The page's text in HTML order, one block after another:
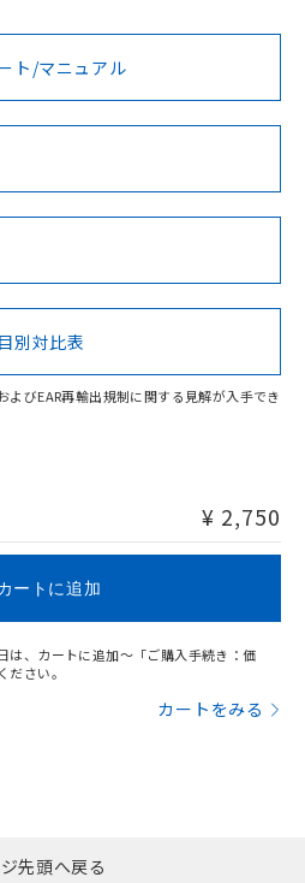
いただく前に、以下を必ずお読
例
Cd Cr(VI)
る可能性があります。
承認
ェー
BV型式承認
（フランス
KR型式
（韓国
No No
品の規格認証/適合状況ページへ
らのページからご検索ください
ト/マニュアル
別対比表
よびEAR再輸出規制に関する見解が入手でき
¥ 2,750
ートに追加
は、カートに追加～「ご購入手続き：価
さい。
カートをみる
先頭へ戻る